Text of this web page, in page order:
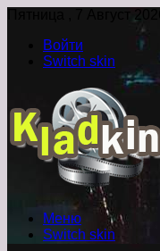
Пятница , 7 Август 2026
Войти
Switch skin
Меню
Switch skin